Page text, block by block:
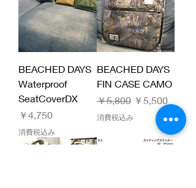
BEACHED DAYS
Waterproof
SeatCoverDX
価格
￥4,750
消費税込み
BEACHED DAYS
FIN CASE CAMO
通常価格
￥5,800 セール価格
￥5,500
消費税込み